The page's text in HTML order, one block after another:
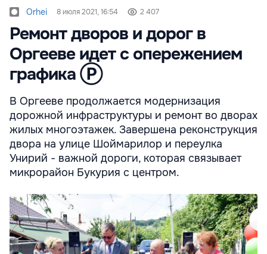
Orhei 8 июля 2021, 16:54 2 407
Ремонт дворов и дорог в
Оргееве идет с опережением
графика Ⓟ
В Оргееве продолжается модернизация
дорожной инфраструктуры и ремонт во дворах
жилых многоэтажек. Завершена реконструкция
двора на улице Шоймарилор и переулка
Унирий - важной дороги, которая связывает
микрорайон Букурия с центром.